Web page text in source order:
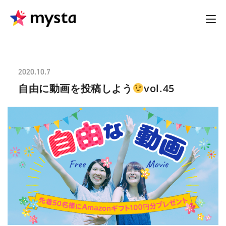
2020.10.7
自由に動画を投稿しよう vol.45